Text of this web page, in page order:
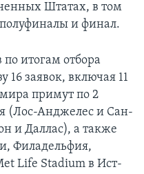
Штатах, в том
и финал.
итогам отбора
16 заявок, включая 11
примут по 2
(Лос-Анджелес и Сан-
и Даллас), а также
Филадельфия,
Life Stadium в Ист-